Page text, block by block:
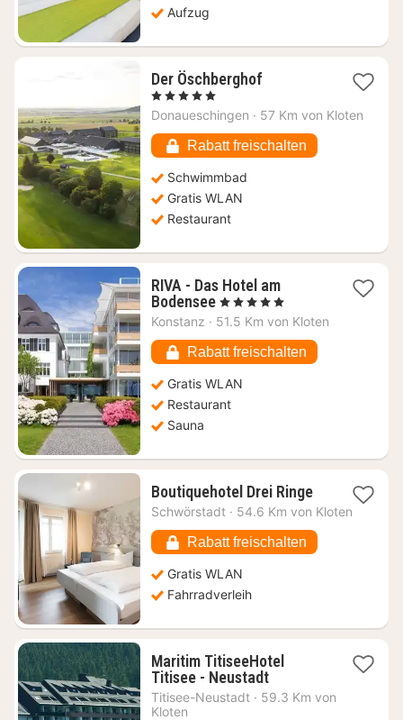
Aufzug
Der Öschberghof1
ab
€
, 5 Sterne
Donaueschingen · 57 Km von Kloten
Rabatt freischalten
Schwimmbad
Gratis WLAN
Restaurant
RIVA - Das Hotel am
Bodensee1
Nacht
499,18
€
, 5 Sterne
Konstanz · 51.5 Km von Kloten
Rabatt freischalten
Gratis WLAN
Restaurant
Sauna
Boutiquehotel Drei Ringe1
Nacht
127,69
€
Schwörstadt · 54.6 Km von Kloten
Rabatt freischalten
Gratis WLAN
Fahrradverleih
Maritim TitiseeHotel
Titisee - Neustadt1
Nacht
Titisee-Neustadt · 59.3 Km von
Kloten